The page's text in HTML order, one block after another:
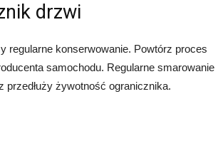
drzwi
regularne konserwowanie. Powtórz proces
samochodu. Regularne smarowanie
przedłuży żywotność ogranicznika.